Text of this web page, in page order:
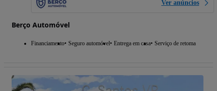
Ver anúncios
Berço Automóvel
Financiamento Seguro automóvel Entrega em casa Serviço de retoma